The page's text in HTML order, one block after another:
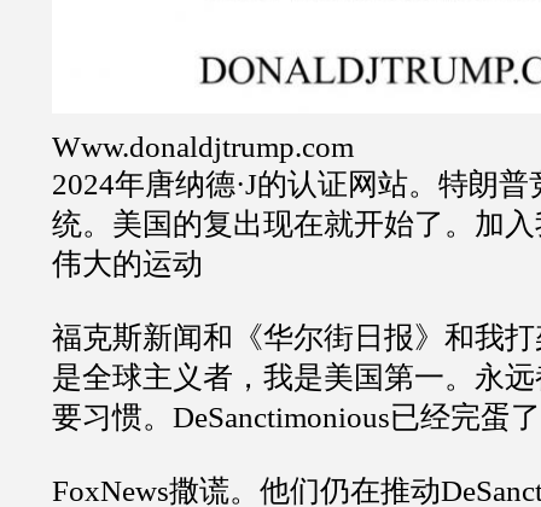
Www.donaldjtrump.com
2024年唐纳德·J的认证网站。特朗普
统。美国的复出现在就开始了。加
伟大的运动
福克斯新闻和《华尔街日报》和我
是全球主义者，我是美国第一。永
要习惯。 DeSanctimonious已经完蛋
FoxNews撒谎。他们仍在推动